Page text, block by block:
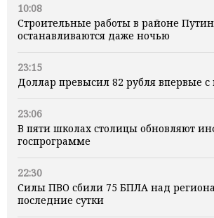
10:08
Строительные работы в районе
останавливаются даже ночью
23:15
Доллар превысил 82 рубля впервые с
23:06
В пяти школах столицы обновляют
госпрограмме
22:30
Силы ПВО сбили 75 БПЛА над
последние сутки